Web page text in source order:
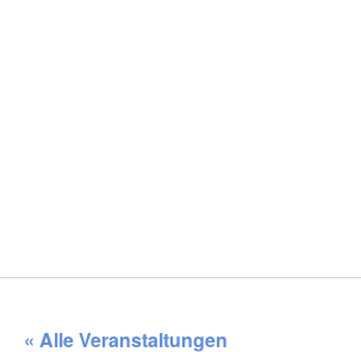
« Alle Veranstaltungen